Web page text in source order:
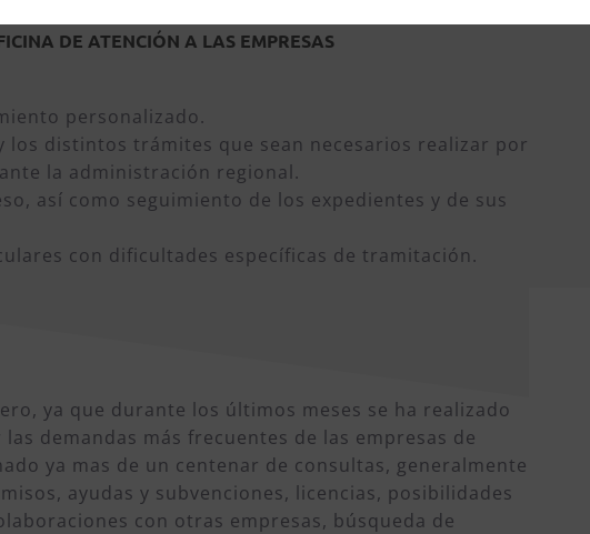
DE ATENCIÓN A LAS EMPRESAS
personalizado.
los distintos trámites que sean necesarios realizar por
la administración regional.
así como seguimiento de los expedientes y de sus
con dificultades específicas de tramitación.
ya que durante los últimos meses se ha realizado
demandas más frecuentes de las empresas de
ya mas de un centenar de consultas, generalmente
ayudas y subvenciones, licencias, posibilidades
con otras empresas, búsqueda de